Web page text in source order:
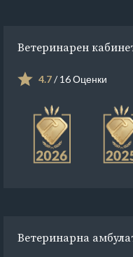
Ветеринарен
4.7/ 16 Оценки
Ветеринарна